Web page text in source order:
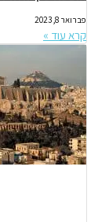
פברואר 8, 2023
קרא עוד »